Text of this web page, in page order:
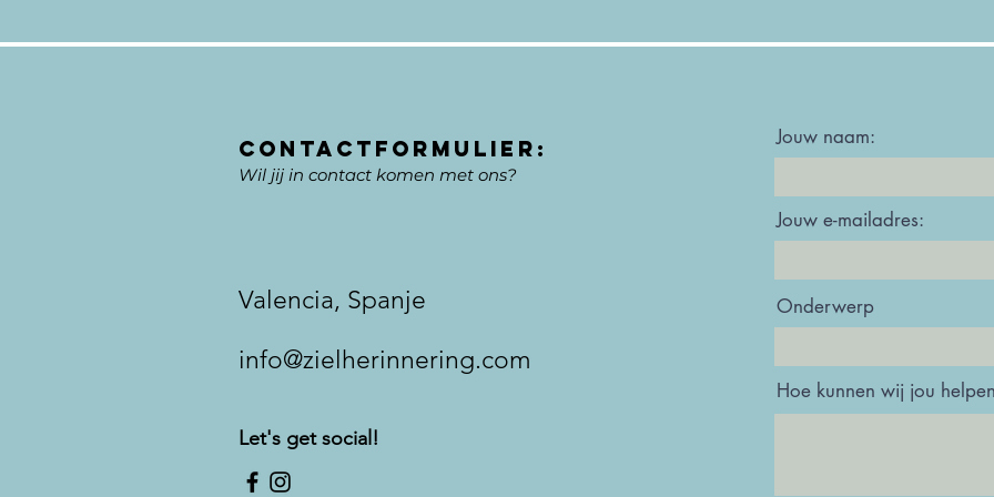
contactFORMULIER:
Wil jij in contact komen met ons?
Valencia, Spanje​​
info@zielherinnering.com
Let's get social!
Jouw naam:
Jouw e-mailadres:
Onderwerp
Hoe kunnen wij jou